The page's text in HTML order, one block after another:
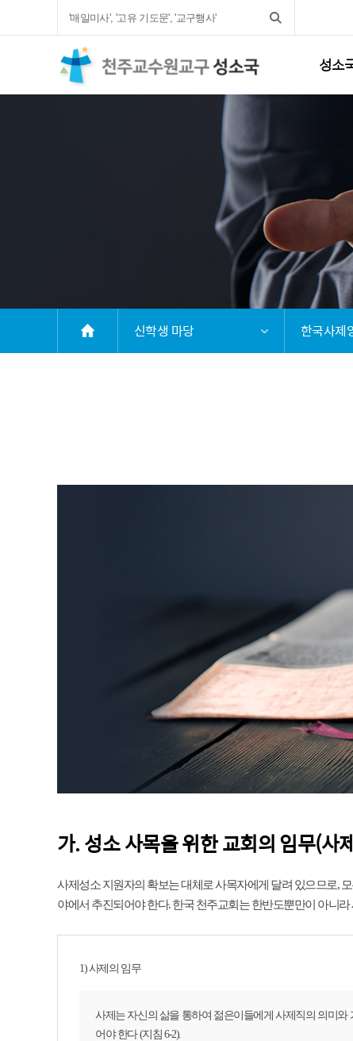
성소
신학생 마당 한국사제
가. 성소 사목을 위한 교회의 임무(사
사제성소 지원자의 확보는 대체로 사목자에게 달려 있으므로,
야에서 추진되어야 한다. 한국 천주교회는 한반도뿐만이 아니
1) 사제의 임무
사제는 자신의 삶을 통하여 젊은이들에게 사제직의 의미
어야 한다 (지침 6-2).